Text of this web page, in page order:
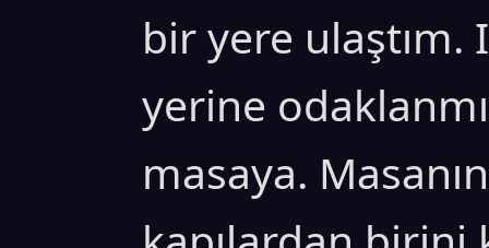
bir yere ulaştım.
yerine
masaya.